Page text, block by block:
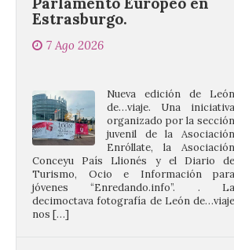
7 Ago 2026
organizado por la sección
juvenil de la Asociación
Enróllate, la Asociación
Conceyu País Llionés y el Diario de
Turismo, Ocio e Información para
jóvenes “Enredando.info”. . La
decimoctava fotografía de León de…viaje
nos […]